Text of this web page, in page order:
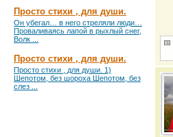
Просто стихи , для души.
Он убегал… в него стреляли люди…
Проваливаясь лапой в рыхлый снег,
Волк ...
Просто стихи , для души.
Просто стихи , для души. 1)
Шепотом, без шороха Шепотом, без
слез ...